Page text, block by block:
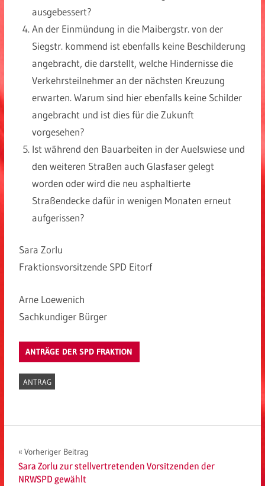
ausgebessert?
An der Einmündung in die Maibergstr. von der
Siegstr. kommend ist ebenfalls keine Beschilderung
angebracht, die darstellt, welche Hindernisse die
Verkehrsteilnehmer an der nächsten Kreuzung
erwarten. Warum sind hier ebenfalls keine Schilder
angebracht und ist dies für die Zukunft
vorgesehen?
Ist während den Bauarbeiten in der Auelswiese und
den weiteren Straßen auch Glasfaser gelegt
worden oder wird die neu asphaltierte
Straßendecke dafür in wenigen Monaten erneut
aufgerissen?
Sara Zorlu
Fraktionsvorsitzende SPD Eitorf
Arne Loewenich
Sachkundiger Bürger
ANTRÄGE DER SPD FRAKTION
ANTRAG
Beitragsnavigation
Vorheriger Beitrag
Sara Zorlu zur stellvertretenden Vorsitzenden der
NRWSPD gewählt